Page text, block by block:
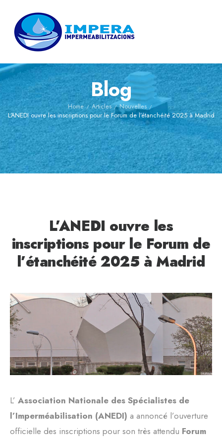
Blog
Home / Articles / Nouvelles /
L’ANEDI ouvre les inscriptions pour le Forum de l’étanchéité 2025 à Madrid
L’ANEDI ouvre les
inscriptions pour le Forum de
l’étanchéité 2025 à Madrid
L’ Association Nationale des Spécialistes de
l’Imperméabilisation (ANEDI) a annoncé l’ouverture
officielle des inscriptions pour son très attendu Forum